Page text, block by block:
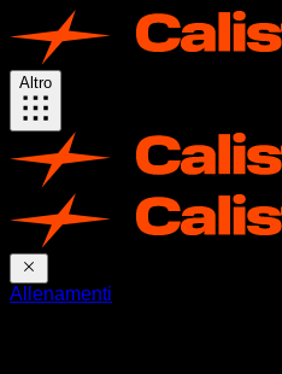
Altro
Allenamenti